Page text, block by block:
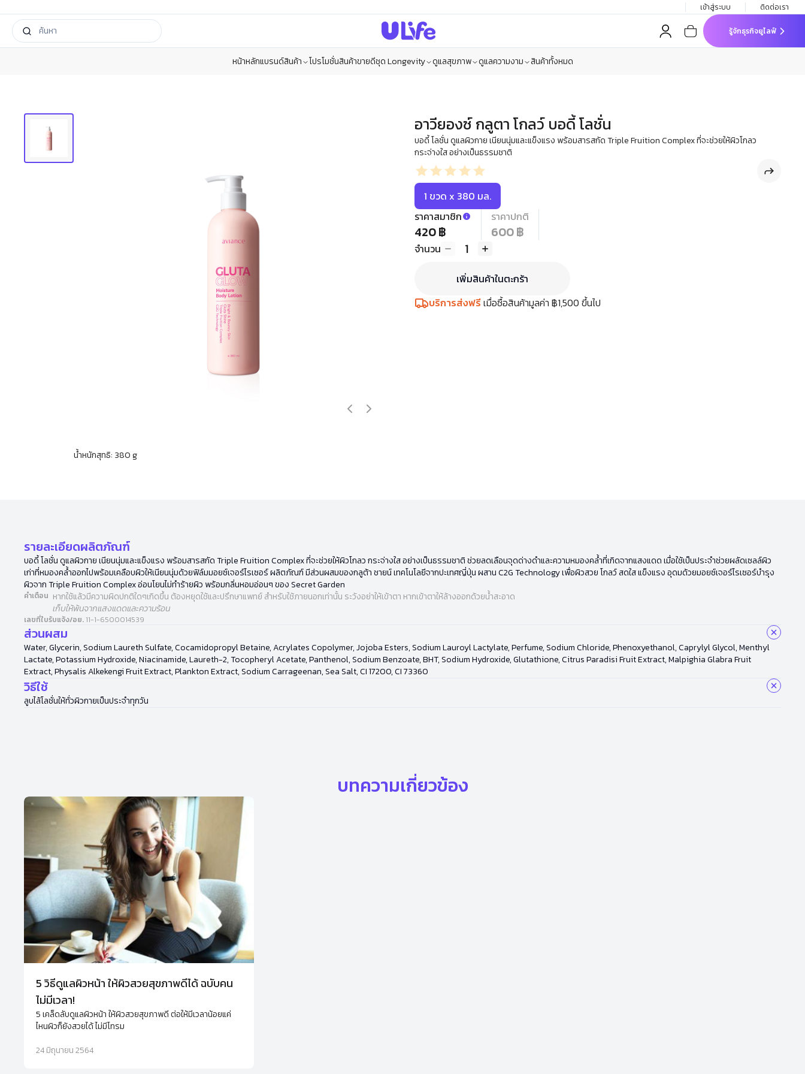
เข้าสู่ระบบ ติดต่อเรา
รู้จักธุรกิจยูไลฟ์
หน้าหลักแบรนด์สินค้า โปรโมชั่นสินค้าขายดีชุด Longevity ดูแลสุขภาพ ดูแลความงาม สินค้าทั้งหมด
น้ำหนักสุทธิ: 380 g
อาวียองซ์ กลูตา โกลว์ บอดี้ โลชั่น
บอดี้ โลชั่น ดูแลผิวกาย เนียนนุ่มและแข็งแรง พร้อมสารสกัด Triple Fruition Complex ที่จะช่วยให้ผิวโกลว
กระจ่างใส อย่างเป็นธรรมชาติ
1 ขวด x 380 มล.
ราคาสมาชิก
420 ฿
ราคาปกติ
600 ฿
จำนวน 1
เพิ่มสินค้าในตะกร้า
บริการส่งฟรีเมื่อซื้อสินค้ามูลค่า ฿1,500 ขึ้นไป
รายละเอียดผลิตภัณฑ์
บอดี้ โลชั่น ดูแลผิวกาย เนียนนุ่มและแข็งแรง พร้อมสารสกัด Triple Fruition Complex ที่จะช่วยให้ผิวโกลว กระจ่างใส อย่างเป็นธรรมชาติ ช่วยลดเลือนจุดด่างดำและความหมองคล้ำที่เกิดจากแสงแดด เมื่อใช้เป็นประจำช่วยผลัดเซลล์ผิว
เก่าที่หมองคล้ำออกไปพร้อมเคลือบผิวให้เนียนนุ่มด้วยฟิล์มมอยซ์เจอร์ไรเซอร์ ผลิตภัณฑ์ มีส่วนผสมของกลูต้า ชายน์ เทคโนโลยีจากปะเทศญี่ปุ่น ผสาน C2G Technology เพื่อผิวสวย โกลว์ สดใส แข็งแรง อุดมด้วยมอยซ์เจอร์ไรเซอร์บำรุง
ผิวจาก Triple Fruition Complex อ่อนโยนไม่ทำร้ายผิว พร้อมกลิ่นหอมอ่อนๆ ของ Secret Garden
คำเตือน หากใช้แล้วมีความผิดปกติใดๆเกิดขึ้น ต้องหยุดใช้และปรึกษาแพทย์ สำหรับใช้ภายนอกเท่านั้น ระวังอย่าให้เข้าตา หากเข้าตาให้ล้างออกด้วยน้ำสะอาด
เก็บให้พ้นจากแสงแดดและความร้อน
เลขที่ใบรับแจ้ง/อย. 11-1-6500014539
ส่วนผสม
Water, Glycerin, Sodium Laureth Sulfate, Cocamidopropyl Betaine, Acrylates Copolymer, Jojoba Esters, Sodium Lauroyl Lactylate, Perfume, Sodium Chloride, Phenoxyethanol, Caprylyl Glycol, Menthyl
Lactate, Potassium Hydroxide, Niacinamide, Laureth-2, Tocopheryl Acetate, Panthenol, Sodium Benzoate, BHT, Sodium Hydroxide, Glutathione, Citrus Paradisi Fruit Extract, Malpighia Glabra Fruit
Extract, Physalis Alkekengi Fruit Extract, Plankton Extract, Sodium Carrageenan, Sea Salt, CI 17200, CI 73360
วิธีใช้
ลูบไล้โลชั่นให้ทั่วผิวกายเป็นประจำทุกวัน
บทความเกี่ยวข้อง
5 วิธีดูแลผิวหน้า ให้ผิวสวยสุขภาพดีได้ ฉบับคน
ไม่มีเวลา!
5 เคล็ดลับดูแลผิวหน้า ให้ผิวสวยสุขภาพดี ต่อให้มีเวลาน้อยแค่
ไหนผิวก็ยังสวยได้ ไม่มีโทรม
24 มิถุนายน 2564